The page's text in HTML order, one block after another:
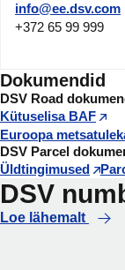
info@ee.dsv.com
+372 65 99 999
Dokumendid
DSV Road
Kütuselisa BAF
Euroopa
DSV Parcel
Üldtingimused
DSV
Loe lähemalt